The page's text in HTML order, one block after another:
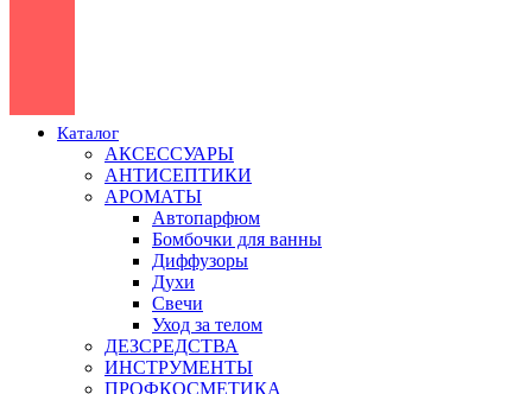
Каталог
АКСЕССУАРЫ
АНТИСЕПТИКИ
АРОМАТЫ
Автопарфюм
Бомбочки для ванны
Диффузоры
Духи
Свечи
Уход за телом
ДЕЗСРЕДСТВА
ИНСТРУМЕНТЫ
ПРОФКОСМЕТИКА